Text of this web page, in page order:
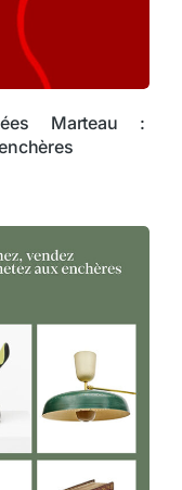
Marteau :